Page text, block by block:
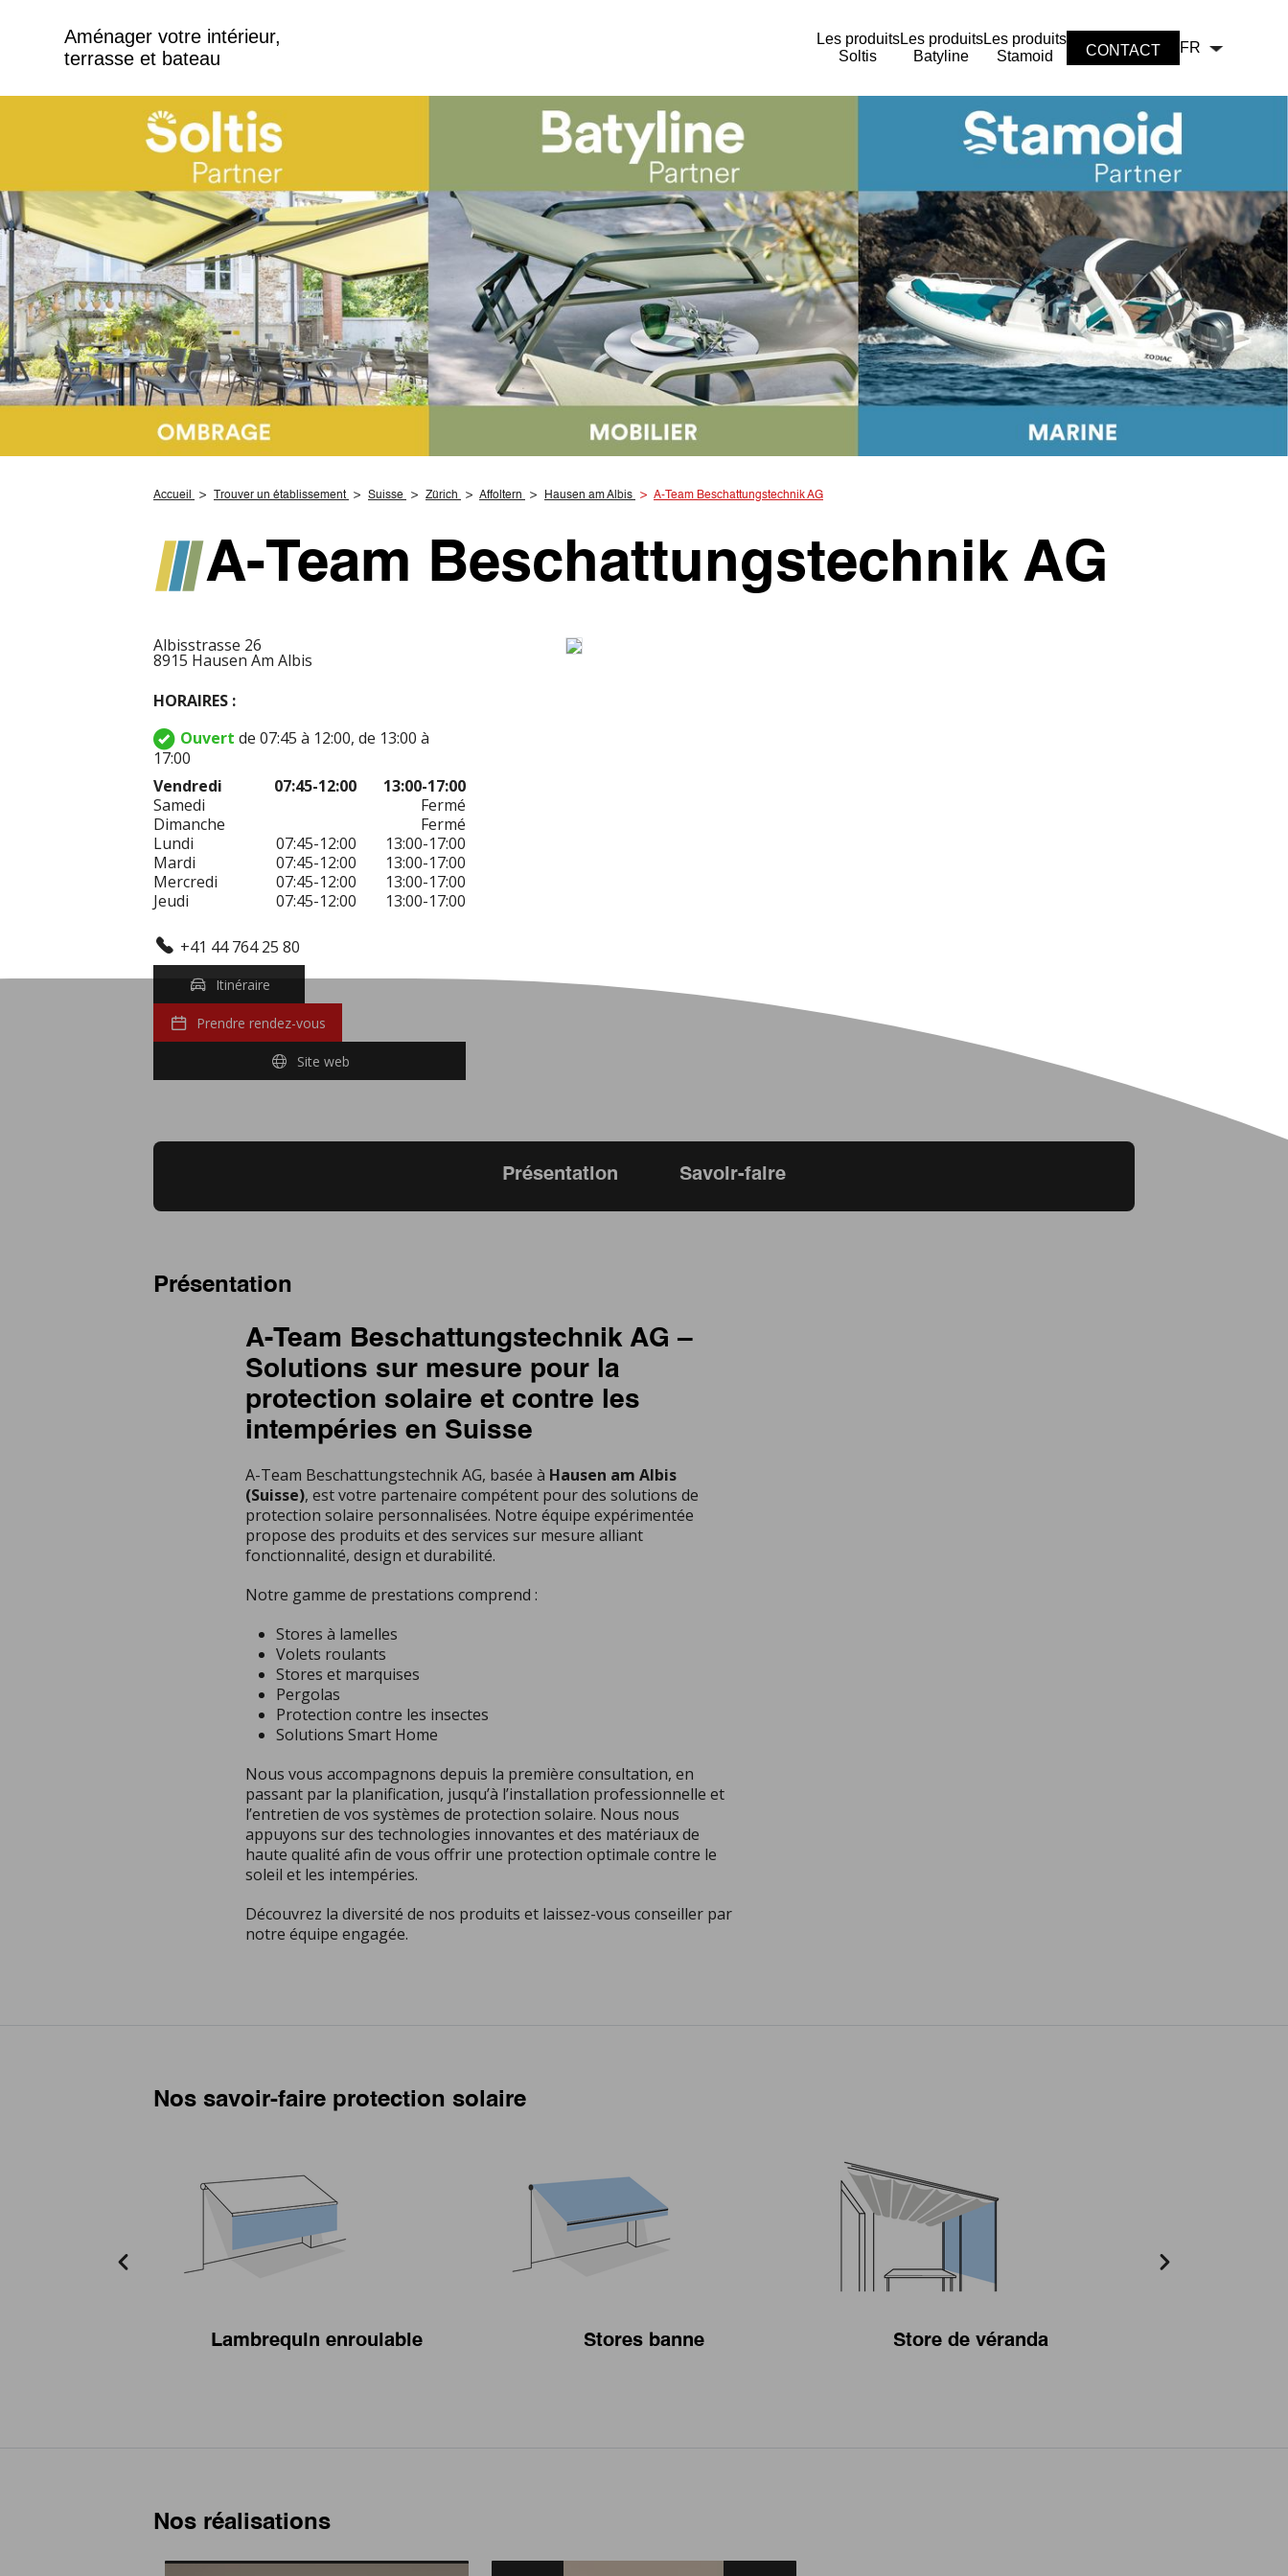
Aménager votre intérieur,
terrasse et bateau
Les produits
Soltis
Les produits
Batyline
Les produits
Stamoid
CONTACT FR
Accueil Trouver un établissement Suisse Zürich Affoltern Hausen am Albis A-Team Beschattungstechnik AG
A-Team Beschattungstechnik AG
Albisstrasse 26
8915 Hausen Am Albis
HORAIRES :
Ouvert de 07:45 à 12:00, de 13:00 à
17:00
Vendredi
07:45-12:00
13:00-17:00
Samedi
Fermé
Dimanche
Fermé
Lundi
07:45-12:00
13:00-17:00
Mardi
07:45-12:00
13:00-17:00
Mercredi
07:45-12:00
13:00-17:00
Jeudi
07:45-12:00 13:00-17:00
+41 44 764 25 80
Itinéraire
Prendre rendez-vous
Site web
Présentation Savoir-faire
Présentation
A-Team Beschattungstechnik AG –
Solutions sur mesure pour la
protection solaire et contre les
intempéries en Suisse
A-Team Beschattungstechnik AG, basée à Hausen am Albis
(Suisse), est votre partenaire compétent pour des solutions de
protection solaire personnalisées. Notre équipe expérimentée
propose des produits et des services sur mesure alliant
fonctionnalité, design et durabilité.
Notre gamme de prestations comprend :
Stores à lamelles
Volets roulants
Stores et marquises
Pergolas
Protection contre les insectes
Solutions Smart Home
Nous vous accompagnons depuis la première consultation, en
passant par la planification, jusqu’à l’installation professionnelle et
l’entretien de vos systèmes de protection solaire. Nous nous
appuyons sur des technologies innovantes et des matériaux de
haute qualité afin de vous offrir une protection optimale contre le
soleil et les intempéries.
Découvrez la diversité de nos produits et laissez-vous conseiller par
notre équipe engagée.
Nos savoir-faire protection solaire
Lambrequin enroulable Stores banne Store de véranda
Nos réalisations